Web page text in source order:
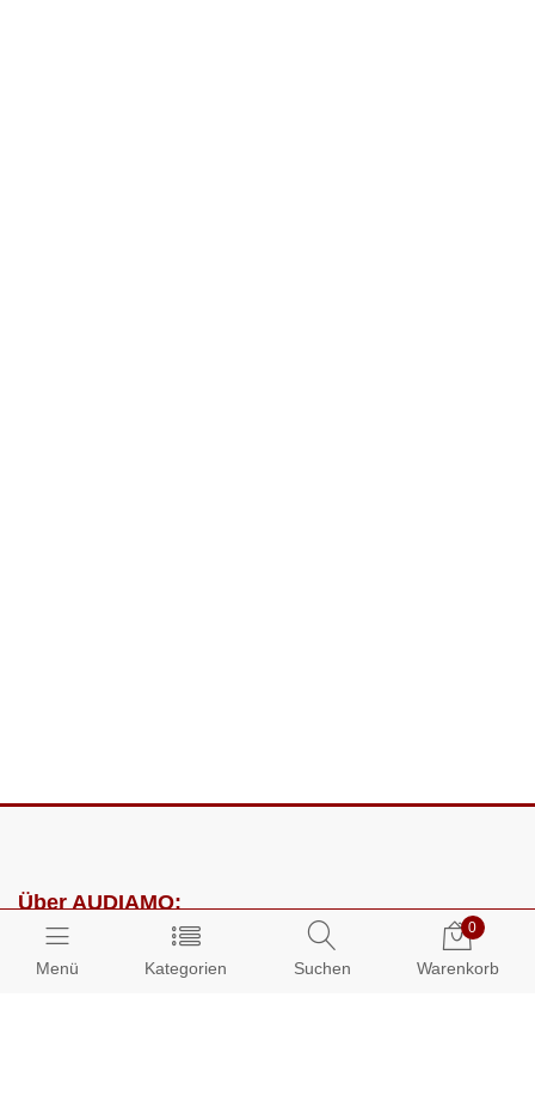
Menü Kategorien Suchen
0
Warenkorb
Über AUDIAMO:
Impressum